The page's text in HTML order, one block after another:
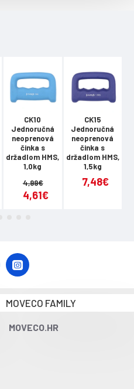
CK10
Jednoručná
neoprenová
činka s
držadlom HMS,
1,0kg
4,61€
4,99€
CK15
Jednoručná
neoprenová
činka s
držadlom HMS,
1,5kg
7,48€
MOVECO FAMILY
MOVECO.HR